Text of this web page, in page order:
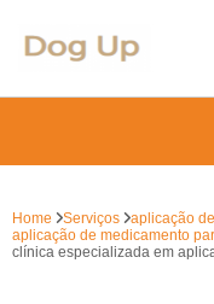
Home Serviços
aplicação
aplicação de medicamento
clínica especializada em